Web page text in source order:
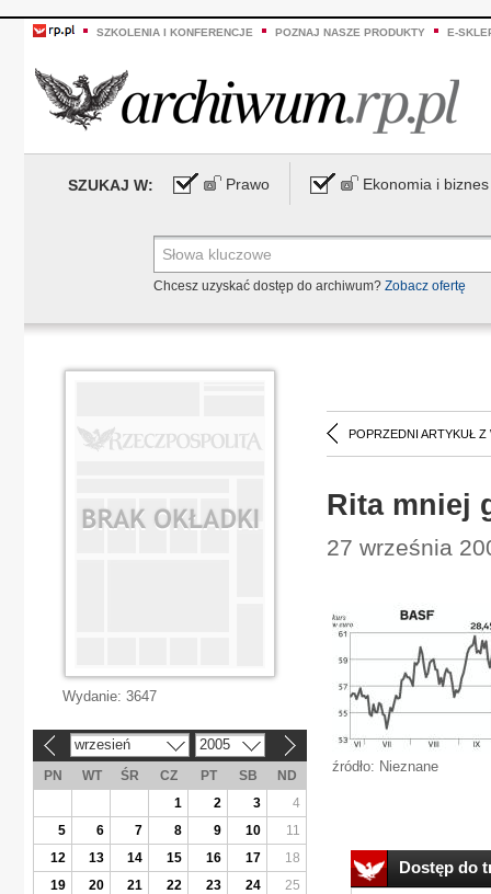
SZKOLENIA I KONFERENCJE POZNAJ NASZE PRODUKTY E-
SZUKAJ W: Prawo Ekonomia i biznes
Chcesz uzyskać dostęp do archiwum? Zobacz ofertę
POPRZEDNI ARTYKUŁ Z
Rita mniej
27 września
źródło: Nieznane
Dostęp do
Wydanie: 3647
wrzesień 2005
PN WT ŚR CZ PT SB
ND
1
2 3
4
5
6 7 8 9 10
11
12
13 14 15 16 17
18
19
20 21 22 23 24
25